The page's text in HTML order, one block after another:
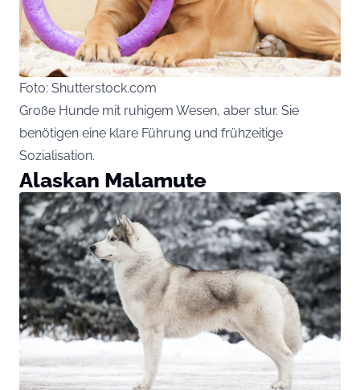
Foto: Shutterstock.com
Große Hunde mit ruhigem Wesen, aber stur. Sie
benötigen eine klare Führung und frühzeitige
Sozialisation.
Alaskan Malamute